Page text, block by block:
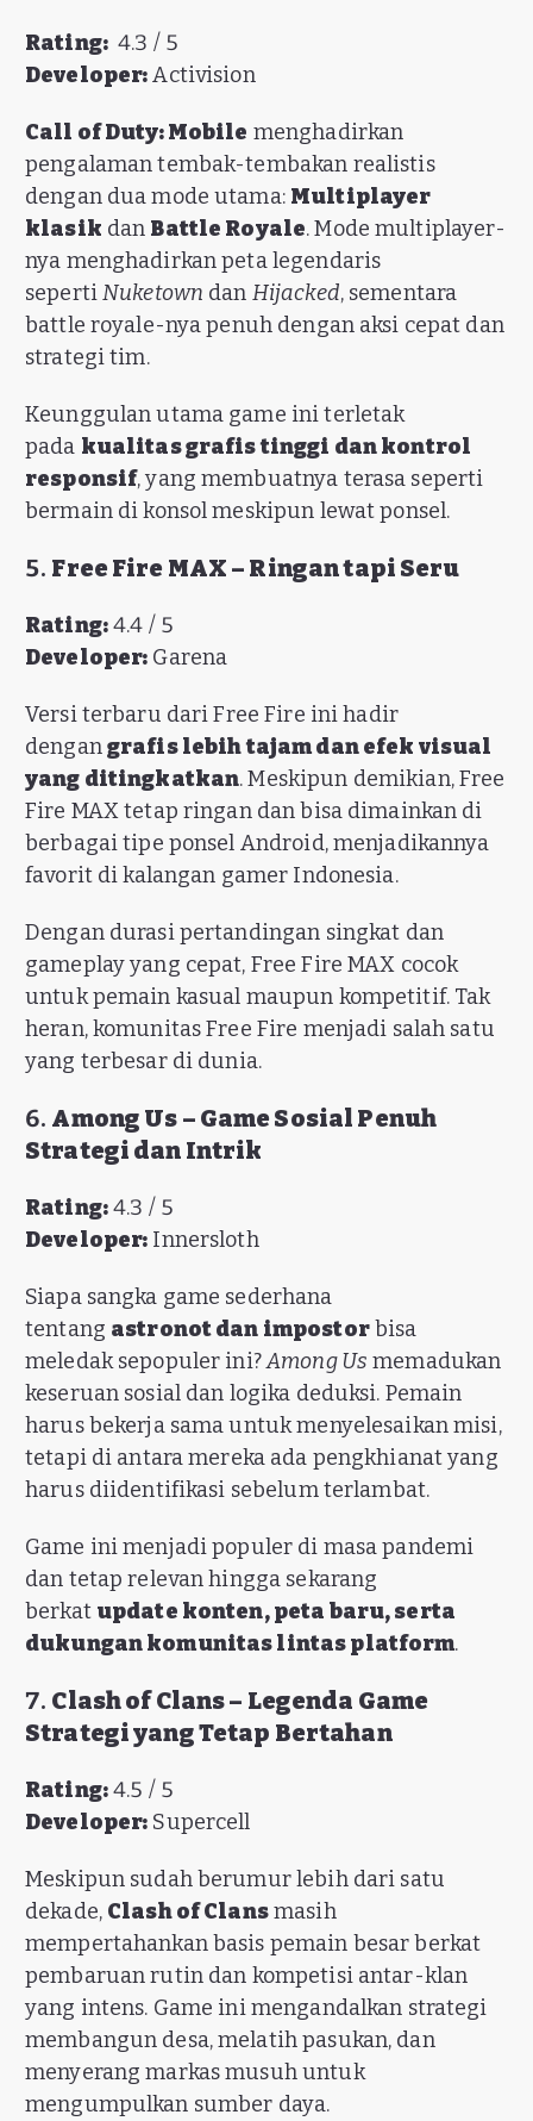
Rating:4.3 / 5
Developer:Activision
Call of Duty: Mobile menghadirkan
pengalaman tembak-tembakan realistis
dengan dua mode utama: Multiplayer
klasik dan Battle Royale. Mode multiplayer-
nya menghadirkan peta legendaris
sepertiNuketown dan Hijacked, sementara
battle royale-nya penuh dengan aksi cepat dan
strategi tim.
Keunggulan utama game ini terletak
pada kualitas grafis tinggi dan kontrol
responsif, yang membuatnya terasa seperti
bermain di konsol meskipun lewat ponsel.
5. Free Fire MAX – Ringan tapi Seru
Rating:4.4 / 5
Developer: Garena
Versi terbaru dari Free Fire ini hadir
dengangrafis lebih tajam dan efek visual
yang ditingkatkan. Meskipun demikian, Free
Fire MAX tetap ringan dan bisa dimainkan di
berbagai tipe ponsel Android, menjadikannya
favorit di kalangan gamer Indonesia.
Dengan durasi pertandingan singkat dan
gameplay yang cepat, Free Fire MAX cocok
untuk pemain kasual maupun kompetitif. Tak
heran, komunitas Free Fire menjadi salah satu
yang terbesar di dunia.
6. Among Us – Game Sosial Penuh
Strategi dan Intrik
Rating:4.3 / 5
Developer: Innersloth
Siapa sangka game sederhana
tentang astronot dan impostorbisa
meledak sepopuler ini?Among Us memadukan
keseruan sosial dan logika deduksi. Pemain
harus bekerja sama untuk menyelesaikan misi,
tetapi di antara mereka ada pengkhianat yang
harus diidentifikasi sebelum terlambat.
Game ini menjadi populer di masa pandemi
dan tetap relevan hingga sekarang
berkat update konten, peta baru, serta
dukungan komunitas lintas platform.
7. Clash of Clans – Legenda Game
Strategi yang Tetap Bertahan
Rating:4.5 / 5
Developer: Supercell
Meskipun sudah berumur lebih dari satu
dekade, Clash of Clansmasih
mempertahankan basis pemain besar berkat
pembaruan rutin dan kompetisi antar-klan
yang intens. Game ini mengandalkan strategi
membangun desa, melatih pasukan, dan
menyerang markas musuh untuk
mengumpulkan sumber daya.